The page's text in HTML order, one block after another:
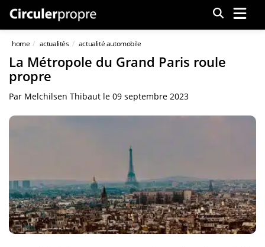
Menu
home actualités actualité automobile
La Métropole du Grand Paris roule
propre
Par Melchilsen Thibaut le 09 septembre 2023